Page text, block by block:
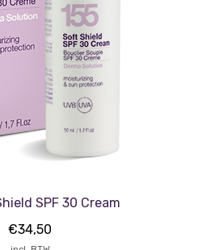
SPF 30 Cream
€34,50